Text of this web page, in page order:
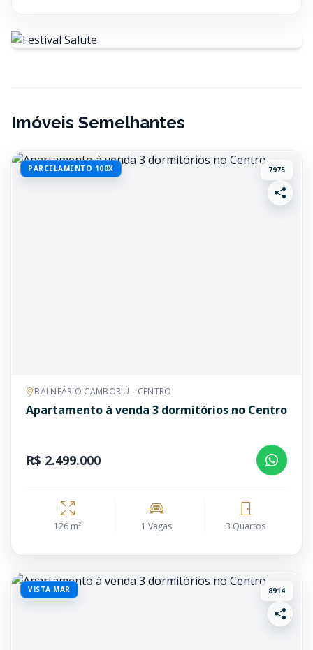
Imóveis Semelhantes
PARCELAMENTO 100X 7975
BALNEÁRIO CAMBORIÚ - CENTRO
Apartamento à venda 3 dormitórios no Centro
R$ 2.499.000
126 m² 1 Vagas 3 Quartos
VISTA MAR 8914